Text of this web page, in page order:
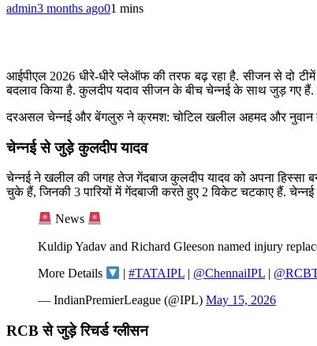
admin3 months ago01 mins
आईपीएल 2026 धीरे-धीरे प्लेऑफ की तरफ बढ़ रहा है. सीजन से दो
बदलाव किया है. कुलदीप यदाव सीजन के बीच चेन्नई के साथ जुड़ गए हैं.
दरअसल चेन्नई और बेंगलुरु ने क्रमश: चोटिल खलील अहमद और नुवान
चेन्नई से जुड़े कुलदीप यादव
चेन्नई ने खलील की जगह तेज गेंदबाज कुलदीप यादव को अपना हिस्सा
चुके हैं, जिनकी 3 पारियों में गेंदबाजी करते हुए 2 विकेट चटकाए हैं.
News
Kuldip Yadav and Richard Gleeson named injury
More Details |#TATAIPL | @ChennaiIPL |
— IndianPremierLeague (@IPL) May 15, 2026
RCB से जुड़े रिचर्ड ग्लीसन